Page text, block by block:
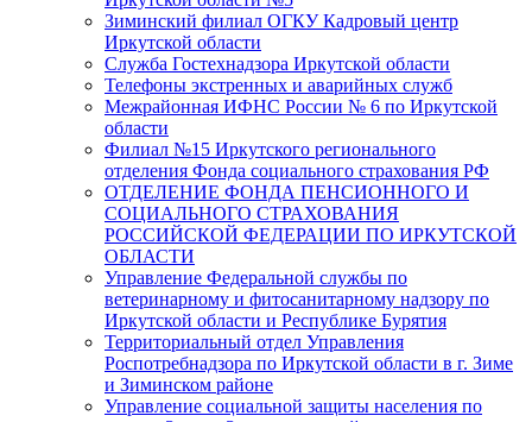
Зиминский филиал ОГКУ Кадровый центр
Иркутской области
Служба Гостехнадзора Иркутской области
Телефоны экстренных и аварийных служб
Межрайонная ИФНС России № 6 по Иркутской
области
Филиал №15 Иркутского регионального
отделения Фонда социального страхования РФ
ОТДЕЛЕНИЕ ФОНДА ПЕНСИОННОГО И
СОЦИАЛЬНОГО СТРАХОВАНИЯ
РОССИЙСКОЙ ФЕДЕРАЦИИ ПО ИРКУТСКОЙ
ОБЛАСТИ
Управление Федеральной службы по
ветеринарному и фитосанитарному надзору по
Иркутской области и Республике Бурятия
Территориальный отдел Управления
Роспотребнадзора по Иркутской области в г. Зиме
и Зиминском районе
Управление социальной защиты населения по